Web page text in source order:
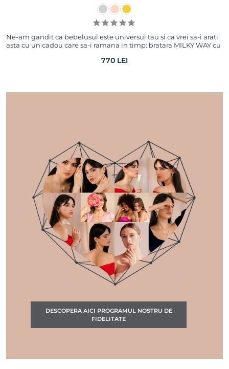
Ne-am gandit ca bebelusul este universul tau si ca vrei sa-i arati
asta cu un cadou care sa-i ramana in timp: bratara MILKY WAY cu
770 LEI
DESCOPERA AICI PROGRAMUL NOSTRU DE
FIDELITATE